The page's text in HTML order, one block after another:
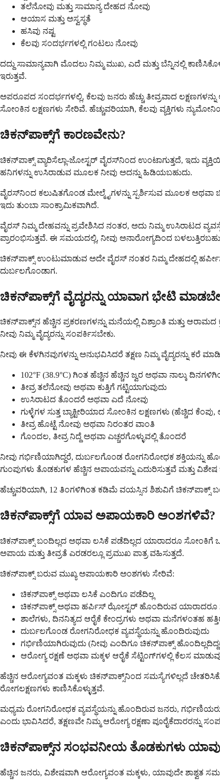
ತಲೆನೋವು ಮತ್ತು ಸಾಮಾನ್ಯ ದೇಹದ ನೋವು
ಆಯಾಸ ಮತ್ತು ಅಸ್ವಸ್ಥತೆ
ಹಸಿವು ನಷ್ಟ
ಕೆಲವು ಸಂದರ್ಭಗಳಲ್ಲಿ ಗಂಟಲು ನೋವು
ದದ್ದು ಸಾಮಾನ್ಯವಾಗಿ ಮೊದಲು ನಿಮ್ಮ ಮುಖ, ಎದೆ ಮತ್ತು ಬೆನ್ನಿನಲ್ಲಿ
ಇರುತ್ತವೆ.
ಅಪರೂಪದ ಸಂದರ್ಭಗಳಲ್ಲಿ, ಕೆಲವು ಜನರು ಹೆಚ್ಚು ತೀವ್ರವಾದ
ಸೋಂಕಿನ ಲಕ್ಷಣಗಳು ಸೇರಿವೆ. ಹೆಚ್ಚುವರಿಯಾಗಿ, ಕೆಲವು ವ್ಯಕ್ತಿಗಳು
ಚಿಕನ್‌ಪಾಕ್ಸ್‌ಗೆ ಕಾರಣವೇನು?
ಚಿಕನ್‌ಪಾಕ್ಸ್ ವ್ಯಾರಿಸೆಲ್ಲಾ-ಜೋಸ್ಟರ್ ವೈರಸ್‌ನಿಂದ ಉಂಟಾಗುತ್ತದೆ, ಇದು
ಹನಿಗಳನ್ನು ಉಸಿರಾಡುವ ಮೂಲಕ ನೀವು ಅದನ್ನು ಹಿಡಿಯಬಹುದು.
ವೈರಸ್‌ನಿಂದ ಕಲುಷಿತಗೊಂಡ ಮೇಲ್ಮೈಗಳನ್ನು ಸ್ಪರ್ಶಿಸುವ ಮೂಲಕ ಅಥವಾ
ಇದು ತುಂಬಾ ಸಾಂಕ್ರಾಮಿಕವಾಗಿದೆ.
ವೈರಸ್ ನಿಮ್ಮ ದೇಹವನ್ನು ಪ್ರವೇಶಿಸಿದ ನಂತರ, ಅದು ನಿಮ್ಮ ಉಸಿರಾಟದ
ಪ್ರಾರಂಭಿಸುತ್ತವೆ. ಈ ಸಮಯದಲ್ಲಿ, ನೀವು ಅನಾರೋಗ್ಯದಿಂದ
ಚಿಕನ್‌ಪಾಕ್ಸ್ ಉಂಟುಮಾಡುವ ಅದೇ ವೈರಸ್ ನಂತರ ನಿಮ್ಮ ದೇಹದಲ್ಲಿ
ದುರ್ಬಲಗೊಂಡಾಗ.
ಚಿಕನ್‌ಪಾಕ್ಸ್‌ಗೆ ವೈದ್ಯರನ್ನು ಯಾವಾಗ ಭೇಟಿ
ಚಿಕನ್‌ಪಾಕ್ಸ್‌ನ ಹೆಚ್ಚಿನ ಪ್ರಕರಣಗಳನ್ನು ಮನೆಯಲ್ಲಿ ವಿಶ್ರಾಂತಿ ಮತ್ತು
ನೀವು ನಿಮ್ಮ ವೈದ್ಯರನ್ನು ಸಂಪರ್ಕಿಸಬೇಕು.
ನೀವು ಈ ಕೆಳಗಿನವುಗಳನ್ನು ಅನುಭವಿಸಿದರೆ ತಕ್ಷಣ ನಿಮ್ಮ ವೈದ್ಯರನ್ನು ಕರೆ
102°F (38.9°C) ಗಿಂತ ಹೆಚ್ಚಿನ ಹೆಚ್ಚಿನ ಜ್ವರ ಅಥವಾ ನಾಲ್ಕು
ತೀವ್ರ ತಲೆನೋವು ಅಥವಾ ಕುತ್ತಿಗೆ ಗಟ್ಟಿಯಾಗುವುದು
ಉಸಿರಾಟದ ತೊಂದರೆ ಅಥವಾ ಎದೆ ನೋವು
ಗುಳ್ಳೆಗಳ ಸುತ್ತ ಬ್ಯಾಕ್ಟೀರಿಯಾದ ಸೋಂಕಿನ ಲಕ್ಷಣಗಳು (ಹೆಚ್ಚಿದ
ತೀವ್ರ ಹೊಟ್ಟೆ ನೋವು ಅಥವಾ ನಿರಂತರ ವಾಂತಿ
ಗೊಂದಲ, ತೀವ್ರ ನಿದ್ದೆ ಅಥವಾ ಎಚ್ಚರಗೊಳ್ಳುವಲ್ಲಿ ತೊಂದರೆ
ನೀವು ಗರ್ಭಿಣಿಯಾಗಿದ್ದರೆ, ದುರ್ಬಲಗೊಂಡ ರೋಗನಿರೋಧಕ ಶಕ್ತಿಯನ್ನು
ಗುಂಪುಗಳು ತೊಡಕುಗಳ ಹೆಚ್ಚಿನ ಅಪಾಯವನ್ನು ಎದುರಿಸುತ್ತವೆ ಮತ್ತು
ಹೆಚ್ಚುವರಿಯಾಗಿ, 12 ತಿಂಗಳಿಗಿಂತ ಕಡಿಮೆ ವಯಸ್ಸಿನ ಶಿಶುವಿಗೆ ಚಿಕನ್‌ಪಾಕ್ಸ್
ಚಿಕನ್‌ಪಾಕ್ಸ್‌ಗೆ ಯಾವ ಅಪಾಯಕಾರಿ ಅಂಶಗಳಿವೆ?
ಚಿಕನ್‌ಪಾಕ್ಸ್ ಬಂದಿಲ್ಲದ ಅಥವಾ ಲಸಿಕೆ ಪಡೆದಿಲ್ಲದ ಯಾರಾದರೂ ಸೋಂಕಿಗೆ
ಅಪಾಯ ಮತ್ತು ತೀವ್ರತೆ ಎರಡರಲ್ಲೂ ಪ್ರಮುಖ ಪಾತ್ರ ವಹಿಸುತ್ತದೆ.
ಚಿಕನ್‌ಪಾಕ್ಸ್ ಬರುವ ಮುಖ್ಯ ಅಪಾಯಕಾರಿ ಅಂಶಗಳು ಸೇರಿವೆ:
ಚಿಕನ್‌ಪಾಕ್ಸ್ ಅಥವಾ ಲಸಿಕೆ ಎಂದಿಗೂ ಪಡೆದಿಲ್ಲ
ಚಿಕನ್‌ಪಾಕ್ಸ್ ಅಥವಾ ಹರ್ಪಿಸ್ ಝೋಸ್ಟರ್ ಹೊಂದಿರುವ ಯಾರಾದರೂ
ಶಾಲೆಗಳು, ದಿನನಿತ್ಯದ ಆರೈಕೆ ಕೇಂದ್ರಗಳು ಅಥವಾ ಮನೆಗಳಂತಹ
ದುರ್ಬಲಗೊಂಡ ರೋಗನಿರೋಧಕ ವ್ಯವಸ್ಥೆಯನ್ನು ಹೊಂದಿರುವುದು
ಗರ್ಭಿಣಿಯಾಗಿರುವುದು (ನೀವು ಎಂದಿಗೂ ಚಿಕನ್‌ಪಾಕ್ಸ್
ಆರೋಗ್ಯ ರಕ್ಷಣೆ ಅಥವಾ ಮಕ್ಕಳ ಆರೈಕೆ ಸೆಟ್ಟಿಂಗ್‌ಗಳಲ್ಲಿ ಕೆಲಸ
ಹೆಚ್ಚಿನ ಆರೋಗ್ಯವಂತ ಮಕ್ಕಳು ಚಿಕನ್‌ಪಾಕ್ಸ್‌ನಿಂದ ಸಮಸ್ಯೆಗಳಿಲ್ಲದೆ
ರೋಗಲಕ್ಷಣಗಳು ಕಾಣಿಸಿಕೊಳ್ಳುತ್ತವೆ.
ಮಧ್ಯಮ ರೋಗನಿರೋಧಕ ವ್ಯವಸ್ಥೆಯನ್ನು ಹೊಂದಿರುವ ಜನರು, ಗರ್ಭಿಣಿಯರು
ಎಂದು ಭಾವಿಸಿದರೆ, ತಕ್ಷಣವೇ ನಿಮ್ಮ ಆರೋಗ್ಯ ರಕ್ಷಣಾ ಪೂರೈಕೆದಾರರನ್ನು
ಚಿಕನ್‌ಪಾಕ್ಸ್‌ನ ಸಂಭವನೀಯ ತೊಡಕುಗಳು
ಹೆಚ್ಚಿನ ಜನರು, ವಿಶೇಷವಾಗಿ ಆರೋಗ್ಯವಂತ ಮಕ್ಕಳು, ಯಾವುದೇ ಶಾಶ್ವತ